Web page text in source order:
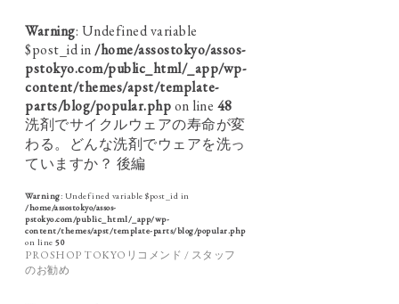
Warning: Undefined variable
$post_id in/home/assostokyo/assos-
pstokyo.com/public_html/_app/wp-
content/themes/apst/template-
parts/blog/popular.phpon line 48
洗剤でサイクルウェアの寿命が変
わる。どんな洗剤でウェアを洗っ
ていますか？ 後編
Warning: Undefined variable $post_id in
/home/assostokyo/assos-
pstokyo.com/public_html/_app/wp-
content/themes/apst/template-parts/blog/popular.php
on line 50
PROSHOP TOKYOリコメンド / スタッフ
のお勧め